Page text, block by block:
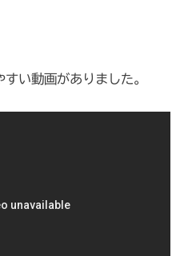
い動画がありました。